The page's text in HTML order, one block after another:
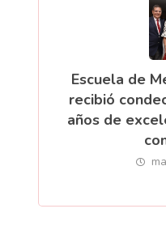
Escuela de
recibió
años de